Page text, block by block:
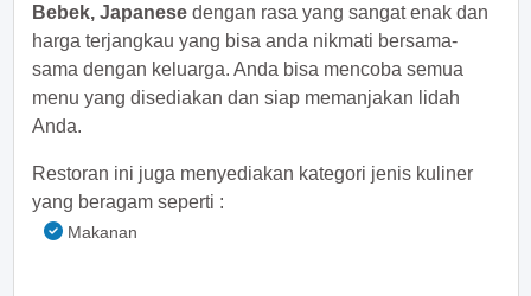
Bebek, Japanese dengan rasa yang sangat enak dan
harga terjangkau yang bisa anda nikmati bersama-
sama dengan keluarga. Anda bisa mencoba semua
menu yang disediakan dan siap memanjakan lidah
Anda.
Restoran ini juga menyediakan kategori jenis kuliner
yang beragam seperti :
Makanan